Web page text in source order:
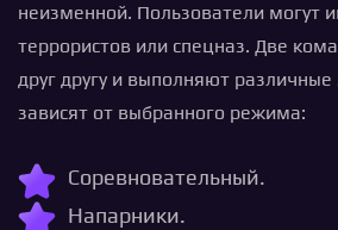
неизменной. Пользователи могут
террористов или спецназ. Две
друг другу и выполняют
зависят от выбранного режима:
Соревновательный.
Напарники.